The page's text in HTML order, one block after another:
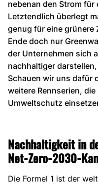
nebenan den Strom
Letztendlich überlegt
genug für eine grünere
Ende doch nur
der Unternehmen sich
nachhaltiger
Schauen wir uns dafür
weitere Rennserien,
Umweltschutz
Nachhaltigkeit in
Net-Zero-2030-
Die Formel 1 ist der